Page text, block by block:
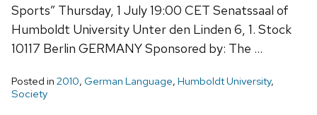
Sports” Thursday, 1 July 19:00 CET Senatssaal of
Humboldt University Unter den Linden 6, 1. Stock
10117 Berlin GERMANY Sponsored by: The …
Posted in 2010, German Language, Humboldt University,
Society